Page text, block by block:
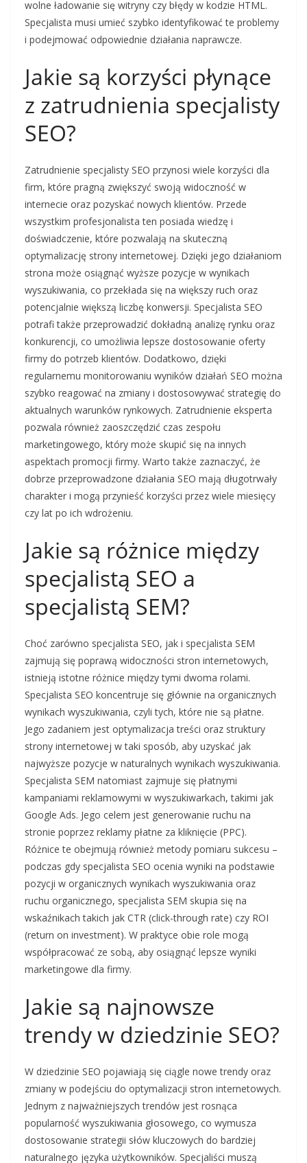
wolne ładowanie się witryny czy błędy w kodzie HTML.
Specjalista musi umieć szybko identyfikować te problemy
i podejmować odpowiednie działania naprawcze.
Jakie są korzyści płynące
z zatrudnienia specjalisty
SEO?
Zatrudnienie specjalisty SEO przynosi wiele korzyści dla
firm, które pragną zwiększyć swoją widoczność w
internecie oraz pozyskać nowych klientów. Przede
wszystkim profesjonalista ten posiada wiedzę i
doświadczenie, które pozwalają na skuteczną
optymalizację strony internetowej. Dzięki jego działaniom
strona może osiągnąć wyższe pozycje w wynikach
wyszukiwania, co przekłada się na większy ruch oraz
potencjalnie większą liczbę konwersji. Specjalista SEO
potrafi także przeprowadzić dokładną analizę rynku oraz
konkurencji, co umożliwia lepsze dostosowanie oferty
firmy do potrzeb klientów. Dodatkowo, dzięki
regularnemu monitorowaniu wyników działań SEO można
szybko reagować na zmiany i dostosowywać strategię do
aktualnych warunków rynkowych. Zatrudnienie eksperta
pozwala również zaoszczędzić czas zespołu
marketingowego, który może skupić się na innych
aspektach promocji firmy. Warto także zaznaczyć, że
dobrze przeprowadzone działania SEO mają długotrwały
charakter i mogą przynieść korzyści przez wiele miesięcy
czy lat po ich wdrożeniu.
Jakie są różnice między
specjalistą SEO a
specjalistą SEM?
Choć zarówno specjalista SEO, jak i specjalista SEM
zajmują się poprawą widoczności stron internetowych,
istnieją istotne różnice między tymi dwoma rolami.
Specjalista SEO koncentruje się głównie na organicznych
wynikach wyszukiwania, czyli tych, które nie są płatne.
Jego zadaniem jest optymalizacja treści oraz struktury
strony internetowej w taki sposób, aby uzyskać jak
najwyższe pozycje w naturalnych wynikach wyszukiwania.
Specjalista SEM natomiast zajmuje się płatnymi
kampaniami reklamowymi w wyszukiwarkach, takimi jak
Google Ads. Jego celem jest generowanie ruchu na
stronie poprzez reklamy płatne za kliknięcie (PPC).
Różnice te obejmują również metody pomiaru sukcesu –
podczas gdy specjalista SEO ocenia wyniki na podstawie
pozycji w organicznych wynikach wyszukiwania oraz
ruchu organicznego, specjalista SEM skupia się na
wskaźnikach takich jak CTR (click-through rate) czy ROI
(return on investment). W praktyce obie role mogą
współpracować ze sobą, aby osiągnąć lepsze wyniki
marketingowe dla firmy.
Jakie są najnowsze
trendy w dziedzinie SEO?
W dziedzinie SEO pojawiają się ciągle nowe trendy oraz
zmiany w podejściu do optymalizacji stron internetowych.
Jednym z najważniejszych trendów jest rosnąca
popularność wyszukiwania głosowego, co wymusza
dostosowanie strategii słów kluczowych do bardziej
naturalnego języka użytkowników. Specjaliści muszą